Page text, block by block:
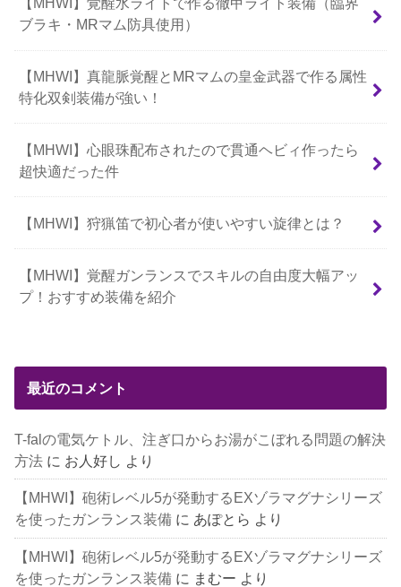
ブラキ・MRマム防具使用）
【MHWI】真龍脈覚醒とMRマムの皇金武器で作る属性
特化双剣装備が強い！
【MHWI】心眼珠配布されたので貫通ヘビィ作ったら
超快適だった件
【MHWI】狩猟笛で初心者が使いやすい旋律とは？
【MHWI】覚醒ガンランスでスキルの自由度大幅アッ
プ！おすすめ装備を紹介
最近のコメント
T-falの電気ケトル、注ぎ口からお湯がこぼれる問題の解決
方法 に お人好し より
【MHWI】砲術レベル5が発動するEXゾラマグナシリーズ
を使ったガンランス装備 に あぽとら より
【MHWI】砲術レベル5が発動するEXゾラマグナシリーズ
を使ったガンランス装備 に まむー より